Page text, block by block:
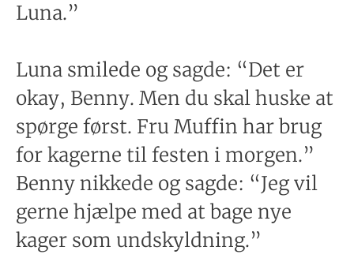
Luna.”
Luna smilede og sagde: “Det er
okay, Benny. Men du skal huske at
spørge først. Fru Muffin har brug
for kagerne til festen i morgen.”
Benny nikkede og sagde: “Jeg vil
gerne hjælpe med at bage nye
kager som undskyldning.”